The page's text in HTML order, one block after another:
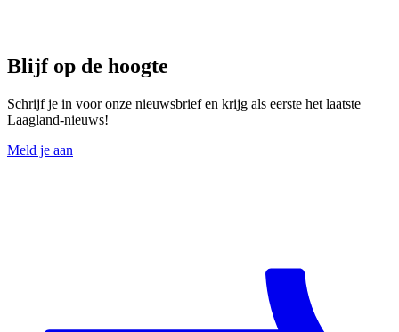
Blijf op de hoogte
Schrijf je in voor onze nieuwsbrief en krijg als eerste het laatste
Laagland-nieuws!
Meld je aan